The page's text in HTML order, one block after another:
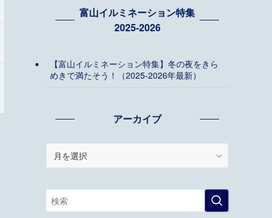
富山イルミネーション特集
2025-2026
【富山イルミネーション特集】冬の夜をきら
めきで満たそう！（2025-2026年最新）
アーカイブ
イ
ブ